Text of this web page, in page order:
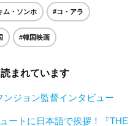
ム・ソンホ #コ・アラ
#韓国映画
まれています
ンジョン監督インタビュー
ートに日本語で挨拶！『THE